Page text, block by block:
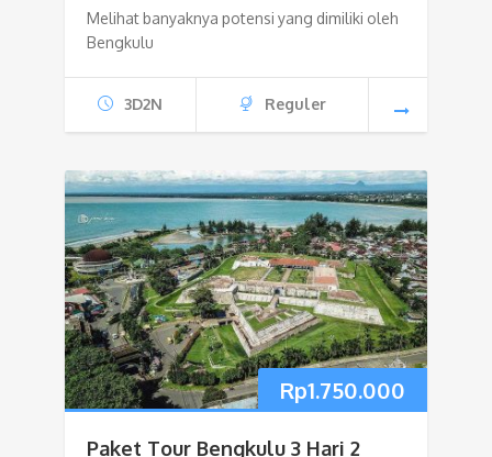
Melihat banyaknya potensi yang dimiliki oleh
Bengkulu
3D2N Reguler
Rp1.750.000
Paket Tour Bengkulu 3 Hari 2